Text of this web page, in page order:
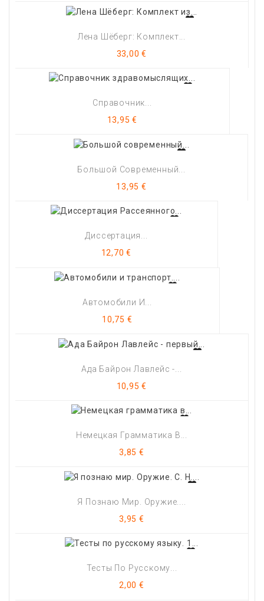
Лена Шёберг: Комплект...
Цена
33,00 €
Справочник...
Цена
13,95 €
Большой Современный...
Цена
13,95 €
Диссертация...
Цена
12,70 €
Автомобили И...
Цена
10,75 €
Ада Байрон Лавлейс -...
Цена
10,95 €
Немецкая Грамматика В...
Цена
3,85 €
Я Познаю Мир. Оружие....
Цена
3,95 €
Тесты По Русскому...
Цена
2,00 €